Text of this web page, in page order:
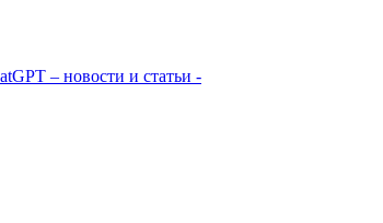
– новости и статьи -